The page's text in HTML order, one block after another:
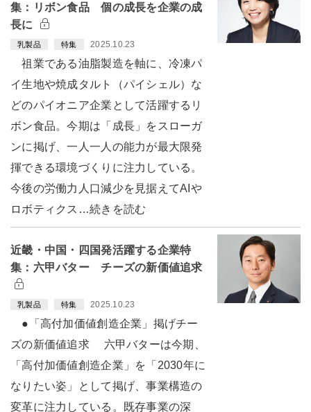
集：リボン食品 個の成長を企業の成
長に
乳製品 特集 2025.10.23
祖業である油脂製造を軸に、冷凍パ
イ生地や焼成タルト（パイシェル）な
どのパイオニア企業として活躍するリ
ボン食品。今期は「成長」をスローガ
ンに掲げ、一人一人の能力が最大限発
揮できる環境づくりに注力している。
今後の労働力人口減少を見据えてAIや
ロボティクス…続きを読む
近畿・中国・四国発活躍する企業特
集：六甲バター チーズの新価値追求
乳製品 特集 2025.10.23
●「高付加価値創造企業」掲げチー
ズの新価値追求 六甲バターは今期、
「高付加価値創造企業」を「2030年に
なりたい姿」として掲げ、事業構造の
変革に注力している。既存事業の深